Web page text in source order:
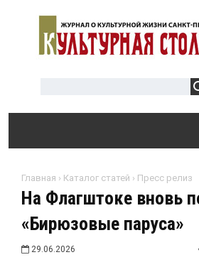
Главная › Каталог статей › Пресс релиз
На Флагштоке вновь
«Бирюзовые паруса»
29.06.2026